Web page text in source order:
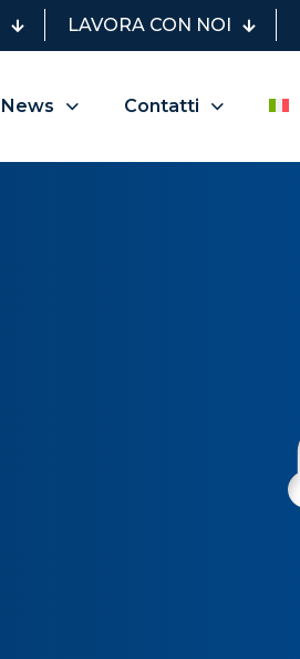
LAVORA CON NOI
News Contatti